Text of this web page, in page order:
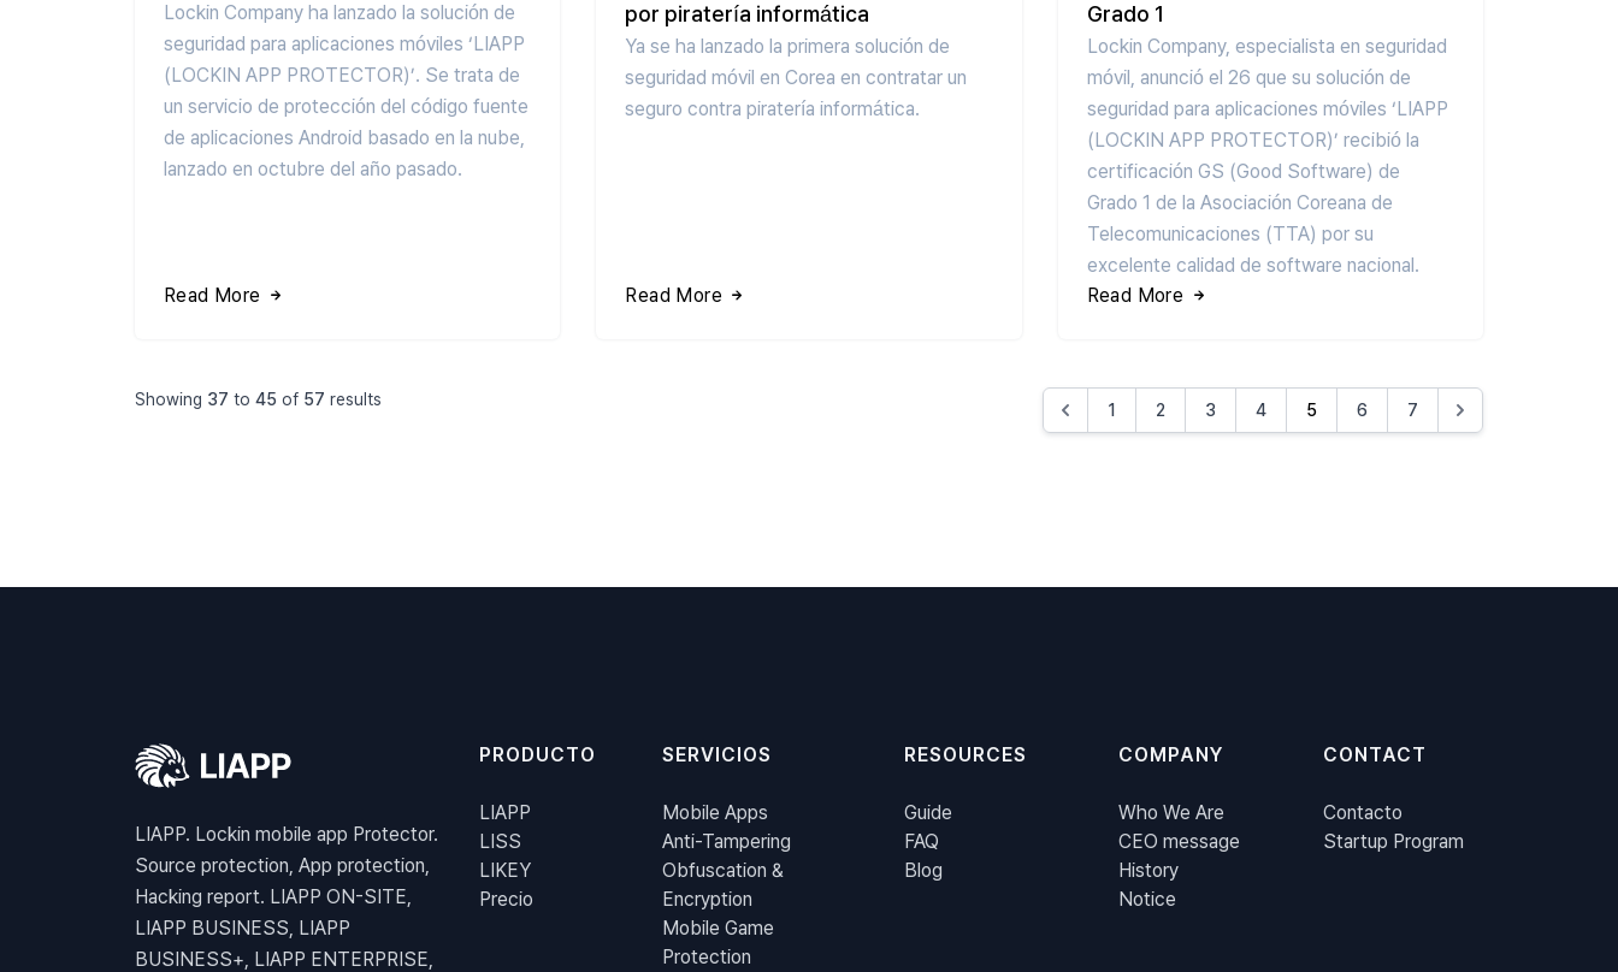
Lockin Company ha lanzado la solución de
seguridad para aplicaciones móviles ‘LIAPP
(LOCKIN APP PROTECTOR)’. Se trata de
un servicio de protección del código fuente
de aplicaciones Android basado en la nube,
lanzado en octubre del año pasado.
Read More
por piratería informática
Ya se ha lanzado la primera solución de
seguridad móvil en Corea en contratar un
seguro contra piratería informática.
Read More
Grado 1
Lockin Company, especialista en seguridad
móvil, anunció el 26 que su solución de
seguridad para aplicaciones móviles ‘LIAPP
(LOCKIN APP PROTECTOR)’ recibió la
certificación GS (Good Software) de
Grado 1 de la Asociación Coreana de
Telecomunicaciones (TTA) por su
excelente calidad de software nacional.
Read More
Showing 37 to 45 of 57 results
1 2 3 4 5 6 7
LIAPP. Lockin mobile app Protector.
Source protection, App protection,
Hacking report. LIAPP ON-SITE,
LIAPP BUSINESS, LIAPP
BUSINESS+, LIAPP ENTERPRISE,
PRODUCTO
LIAPP
LISS
LIKEY
Precio
SERVICIOS
Mobile Apps
Anti-Tampering
Obfuscation &
Encryption
Mobile Game
Protection
RESOURCES
Guide
FAQ
Blog
COMPANY
Who We Are
CEO message
History
Notice
CONTACT
Contacto
Startup Program